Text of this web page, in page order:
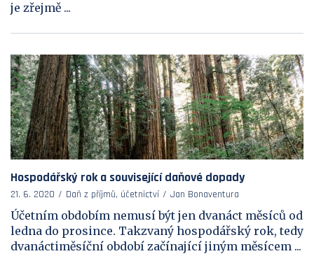
je zřejmě ...
Hospodářský rok a související daňové dopady
21. 6. 2020 Daň z příjmů, účetnictví Jan Bonaventura
Účetním obdobím nemusí být jen dvanáct měsíců od
ledna do prosince. Takzvaný hospodářský rok, tedy
dvanáctiměsíční období začínající jiným měsícem ...